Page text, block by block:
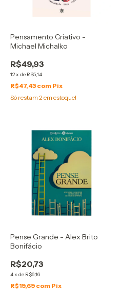
Pensamento Criativo -
Michael Michalko
R$49,93
12x de R$5,14
R$47,43 com Pix
Só restam 2em estoque!
Pense Grande - Alex Brito
Bonifácio
R$20,73
4x de R$6,16
R$19,69 com Pix